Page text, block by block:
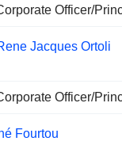
Officer/
Jacques Ortoli
Officer/
Fourtou